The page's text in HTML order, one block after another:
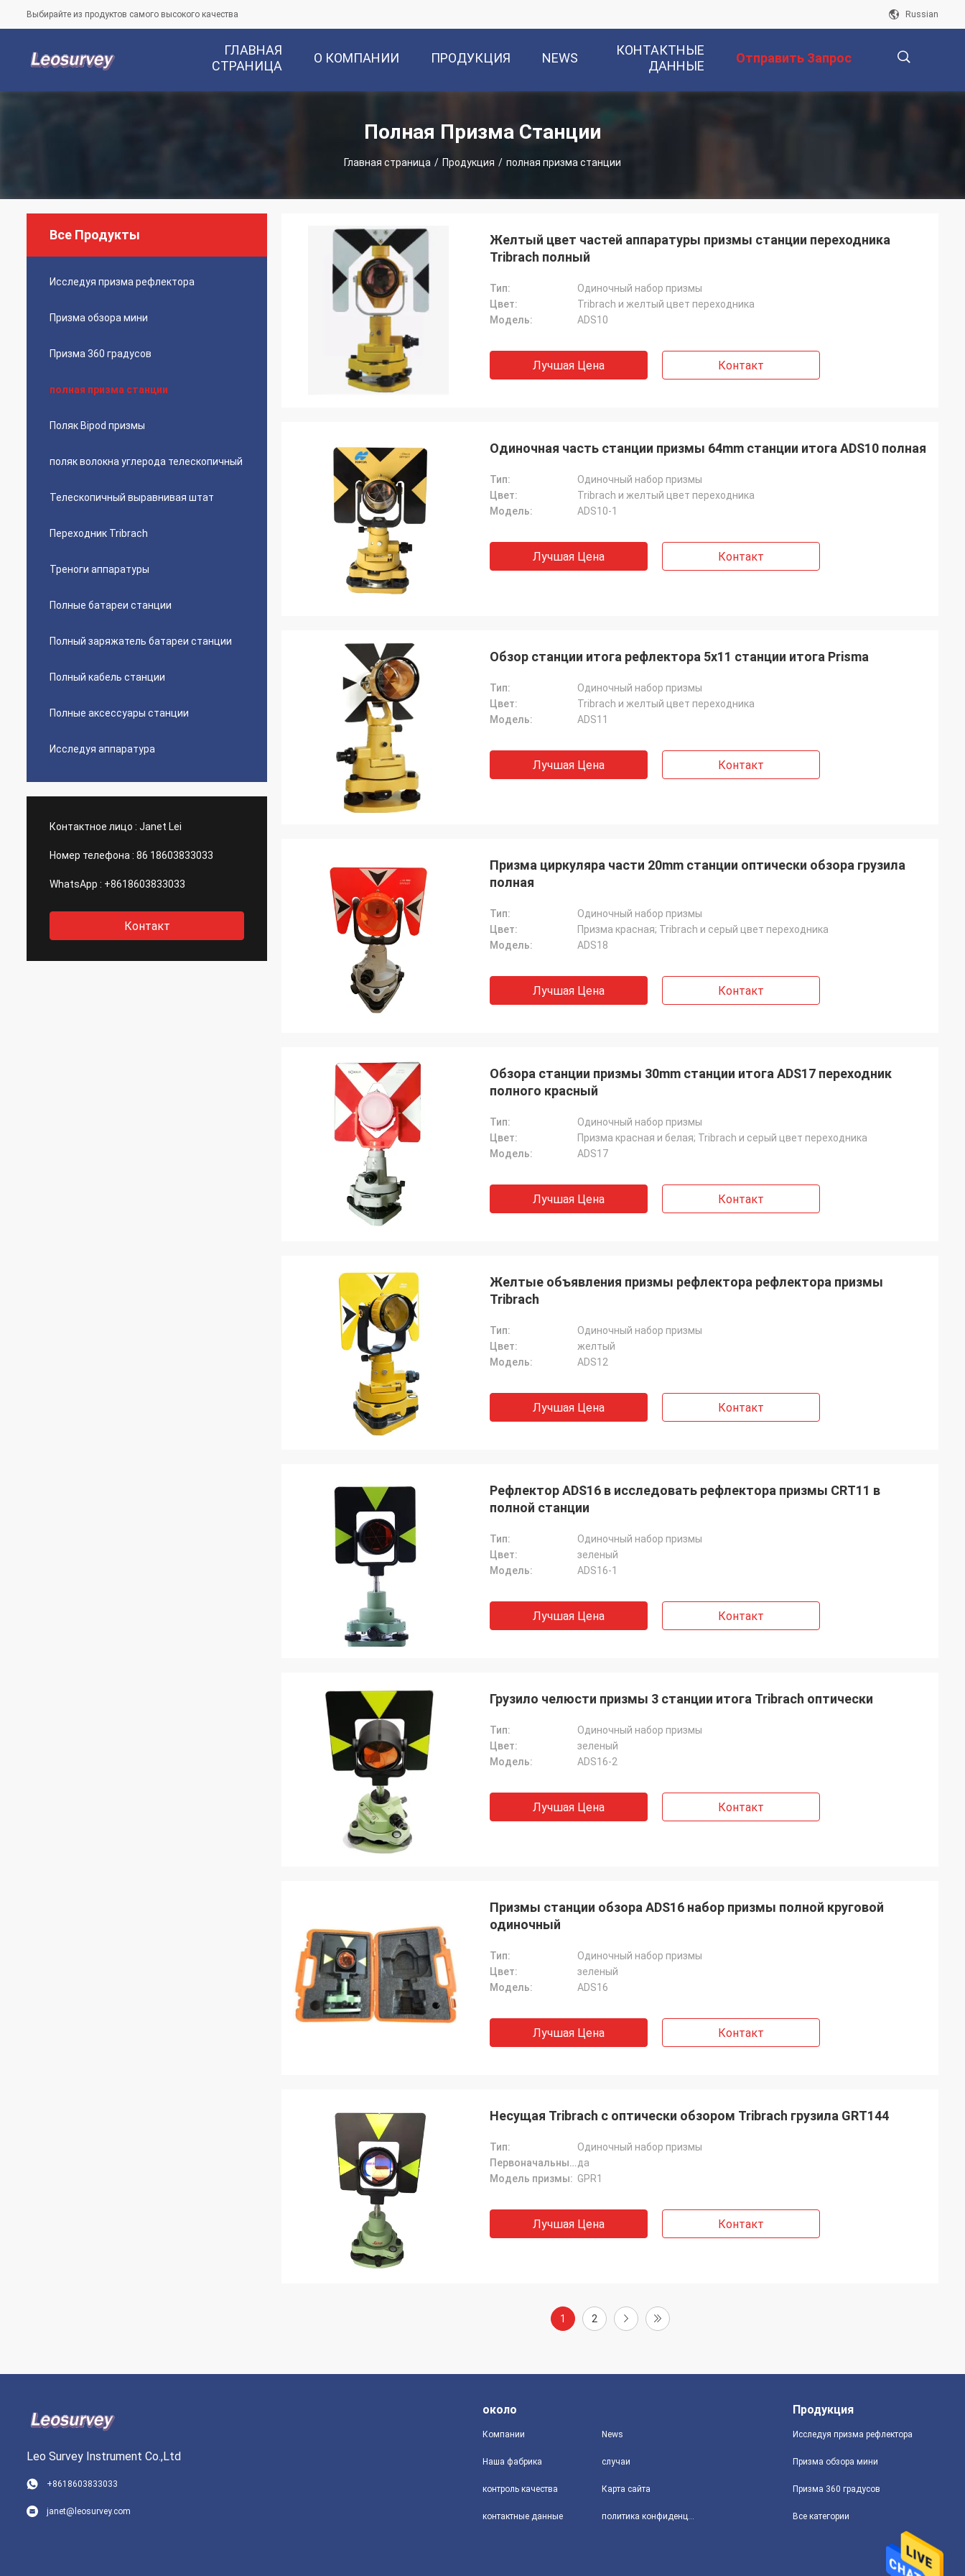
Выбирайте из продуктов самого высокого качества Russian
ГЛАВНАЯ
СТРАНИЦА
О КОМПАНИИ ПРОДУКЦИЯ NEWS
КОНТАКТНЫЕ
ДАННЫЕ
Отправить Запрос
Полная Призма Станции
Главная страница / Продукция / полная призма станции
Все Продукты
Исследуя призма рефлектора
Призма обзора мини
Призма 360 градусов
полная призма станции
Поляк Bipod призмы
поляк волокна углерода телескопичный
Телескопичный выравнивая штат
Переходник Tribrach
Треноги аппаратуры
Полные батареи станции
Полный заряжатель батареи станции
Полный кабель станции
Полные аксессуары станции
Исследуя аппаратура
Контактное лицо : Janet Lei
Номер телефона : 86 18603833033
WhatsApp : +8618603833033
Контакт
Желтый цвет частей аппаратуры призмы станции переходника
Tribrach полный
Тип:
Одиночный набор призмы
Цвет:
Tribrach и желтый цвет переходника
Модель:
ADS10
Лучшая Цена Контакт
Одиночная часть станции призмы 64mm станции итога ADS10 полная
Тип:
Одиночный набор призмы
Цвет:
Tribrach и желтый цвет переходника
Модель:
ADS10-1
Лучшая Цена Контакт
Обзор станции итога рефлектора 5x11 станции итога Prisma
Тип:
Одиночный набор призмы
Цвет:
Tribrach и желтый цвет переходника
Модель:
ADS11
Лучшая Цена Контакт
Призма циркуляра части 20mm станции оптически обзора грузила
полная
Тип:
Одиночный набор призмы
Цвет:
Призма красная; Tribrach и серый цвет переходника
Модель:
ADS18
Лучшая Цена Контакт
Обзора станции призмы 30mm станции итога ADS17 переходник
полного красный
Тип:
Одиночный набор призмы
Цвет:
Призма красная и белая; Tribrach и серый цвет переходника
Модель:
ADS17
Лучшая Цена Контакт
Желтые объявления призмы рефлектора рефлектора призмы
Tribrach
Тип:
Одиночный набор призмы
Цвет:
желтый
Модель:
ADS12
Лучшая Цена Контакт
Рефлектор ADS16 в исследовать рефлектора призмы CRT11 в
полной станции
Тип:
Одиночный набор призмы
Цвет:
зеленый
Модель:
ADS16-1
Лучшая Цена Контакт
Грузило челюсти призмы 3 станции итога Tribrach оптически
Тип:
Одиночный набор призмы
Цвет:
зеленый
Модель:
ADS16-2
Лучшая Цена Контакт
Призмы станции обзора ADS16 набор призмы полной круговой
одиночный
Тип:
Одиночный набор призмы
Цвет:
зеленый
Модель:
ADS16
Лучшая Цена Контакт
Несущая Tribrach с оптически обзором Tribrach грузила GRT144
Тип:
Одиночный набор призмы
Первоначальный бренд Leica:да
Модель призмы: GPR1
Лучшая Цена Контакт
1 2
Leo Survey Instrument Co.,Ltd
+8618603833033
janet@leosurvey.com
около
Компании
Наша фабрика
контроль качества
контактные данные
News
случаи
Карта сайта
политика конфиденциальности
Продукция
Исследуя призма рефлектора
Призма обзора мини
Призма 360 градусов
Все категории